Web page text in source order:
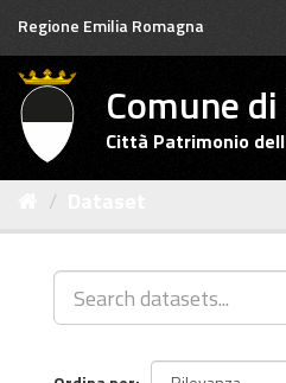
Salta
contenuto
Regione Emilia Romagna
Comune
Città Patrimonio